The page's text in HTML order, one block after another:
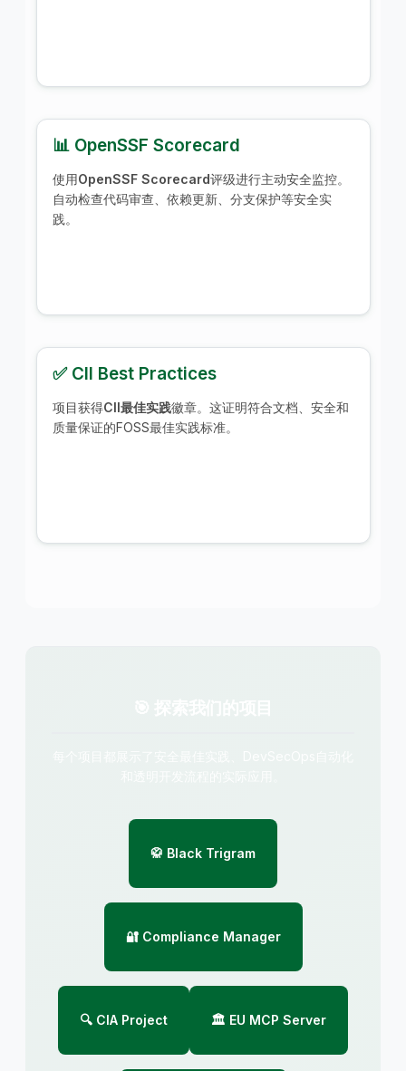
📊 OpenSSF Scorecard
使用OpenSSF Scorecard评级进行主动安全监控。
自动检查代码审查、依赖更新、分支保护等安全实
践。
✅ CII Best Practices
项目获得CII最佳实践徽章。这证明符合文档、安全和
质量保证的FOSS最佳实践标准。
🥋 Black Trigram
🔐 Compliance Manager
🔍 CIA Project 🏛️ EU MCP Server